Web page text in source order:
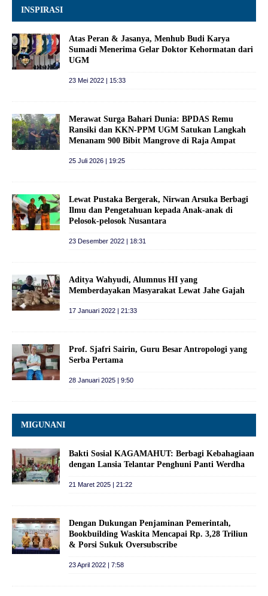
INSPIRASI
Atas Peran & Jasanya, Menhub Budi Karya
Sumadi Menerima Gelar Doktor Kehormatan dari
UGM
23 Mei 2022 | 15:33
Merawat Surga Bahari Dunia: BPDAS Remu
Ransiki dan KKN-PPM UGM Satukan Langkah
Menanam 900 Bibit Mangrove di Raja Ampat
25 Juli 2026 | 19:25
Lewat Pustaka Bergerak, Nirwan Arsuka Berbagi
Ilmu dan Pengetahuan kepada Anak-anak di
Pelosok-pelosok Nusantara
23 Desember 2022 | 18:31
Aditya Wahyudi, Alumnus HI yang
Memberdayakan Masyarakat Lewat Jahe Gajah
17 Januari 2022 | 21:33
Prof. Sjafri Sairin, Guru Besar Antropologi yang
Serba Pertama
28 Januari 2025 | 9:50
MIGUNANI
Bakti Sosial KAGAMAHUT: Berbagi Kebahagiaan
dengan Lansia Telantar Penghuni Panti Werdha
21 Maret 2025 | 21:22
Dengan Dukungan Penjaminan Pemerintah,
Bookbuilding Waskita Mencapai Rp. 3,28 Triliun
& Porsi Sukuk Oversubscribe
23 April 2022 | 7:58